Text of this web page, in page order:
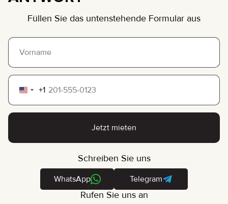
Füllen Sie das untenstehende Formular aus
United
States
+1
Jetzt mieten
Schreiben Sie uns
WhatsApp Telegram
Rufen Sie uns an